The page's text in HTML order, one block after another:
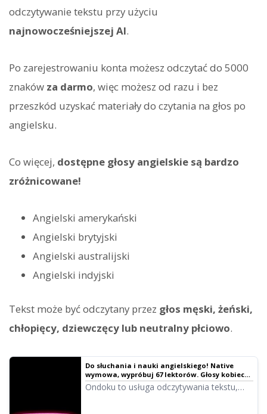
odczytywanie tekstu przy użyciu
najnowocześniejszej AI.
Po zarejestrowaniu konta możesz odczytać do 5000
znaków za darmo, więc możesz od razu i bez
przeszkód uzyskać materiały do czytania na głos po
angielsku.
Co więcej, dostępne głosy angielskie są bardzo
zróżnicowane!
Angielski amerykański
Angielski brytyjski
Angielski australijski
Angielski indyjski
Tekst może być odczytany przez głos męski, żeński,
chłopięcy, dziewczęcy lub neutralny płciowo.
Do słuchania i nauki angielskiego! Native
wymowa, wypróbuj 67 lektorów. Głosy kobiece,
męskie, dziewczęce i chłopięce!
Ondoku to usługa odczytywania tekstu,